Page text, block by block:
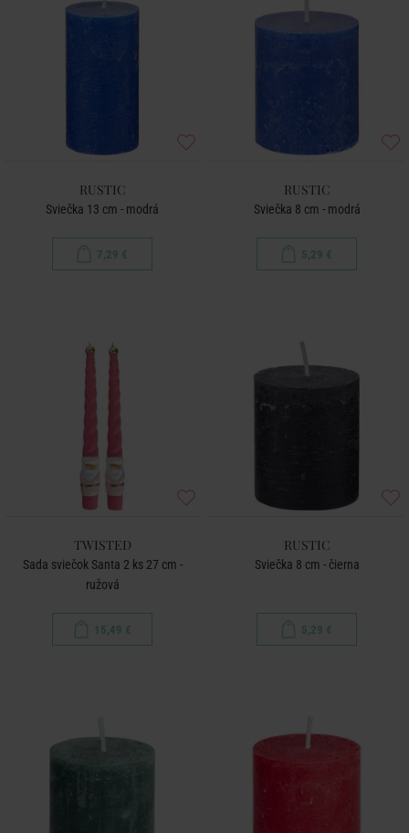
RUSTIC
Sviečka 13 cm - modrá
7,29 €
RUSTIC
Sviečka 8 cm - modrá
5,29 €
TWISTED
Sada sviečok Santa 2 ks 27 cm -
ružová
15,49 €
RUSTIC
Sviečka 8 cm - čierna
5,29 €